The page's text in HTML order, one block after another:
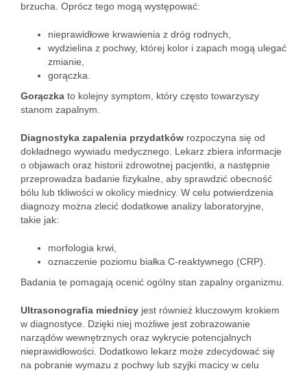
brzucha. Oprócz tego mogą występować:
nieprawidłowe krwawienia z dróg rodnych,
wydzielina z pochwy, której kolor i zapach mogą ulegać
zmianie,
gorączka.
Gorączka to kolejny symptom, który często towarzyszy
stanom zapalnym.
Diagnostyka zapalenia przydatków rozpoczyna się od
dokładnego wywiadu medycznego. Lekarz zbiera informacje
o objawach oraz historii zdrowotnej pacjentki, a następnie
przeprowadza badanie fizykalne, aby sprawdzić obecność
bólu lub tkliwości w okolicy miednicy. W celu potwierdzenia
diagnozy można zlecić dodatkowe analizy laboratoryjne,
takie jak:
morfologia krwi,
oznaczenie poziomu białka C-reaktywnego (CRP).
Badania te pomagają ocenić ogólny stan zapalny organizmu.
Ultrasonografia miednicy jest również kluczowym krokiem
w diagnostyce. Dzięki niej możliwe jest zobrazowanie
narządów wewnętrznych oraz wykrycie potencjalnych
nieprawidłowości. Dodatkowo lekarz może zdecydować się
na pobranie wymazu z pochwy lub szyjki macicy w celu